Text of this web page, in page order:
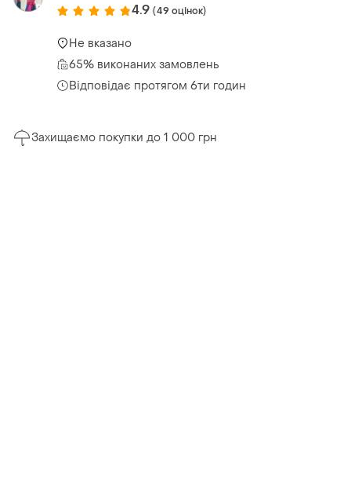
4.9 (49 оцінок)
Не вказано
65% виконаних замовлень
Відповідає протягом 6ти годин
Захищаємо покупки до 1 000 грн